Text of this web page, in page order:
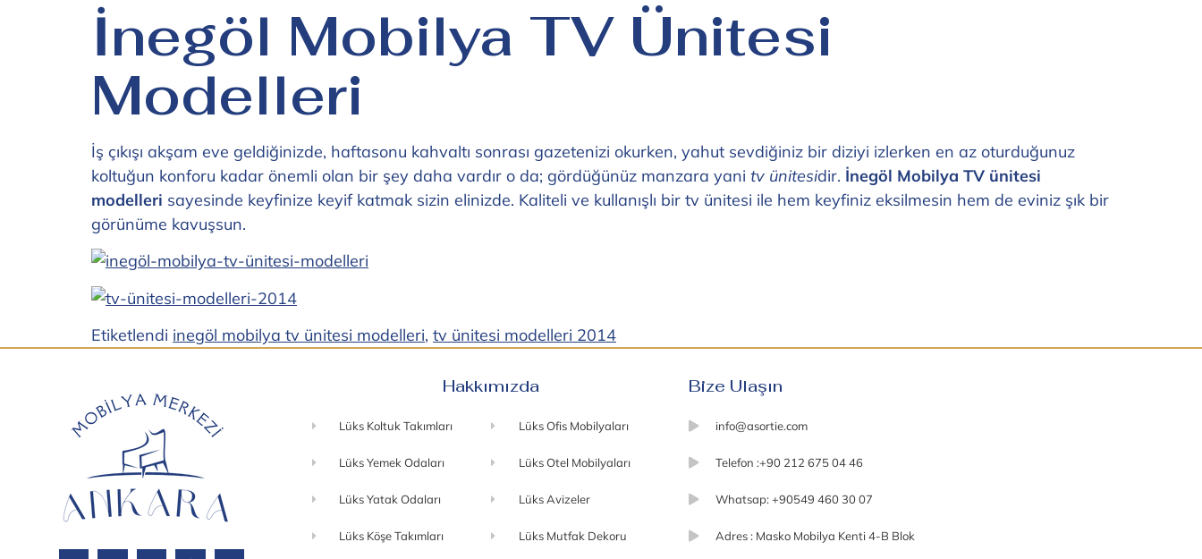
İnegöl Mobilya TV Ünitesi
Modelleri
İş çıkışı akşam eve geldiğinizde, haftasonu kahvaltı sonrası gazetenizi okurken, yahut sevdiğiniz bir diziyi izlerken en az oturduğunuz
koltuğun konforu kadar önemli olan bir şey daha vardır o da; gördüğünüz manzara yani tv ünitesidir. İnegöl Mobilya TV ünitesi
modelleri sayesinde keyfinize keyif katmak sizin elinizde. Kaliteli ve kullanışlı bir tv ünitesi ile hem keyfiniz eksilmesin hem de eviniz şık bir
görünüme kavuşsun.
Etiketlendi inegöl mobilya tv ünitesi modelleri, tv ünitesi modelleri 2014
Hakkımızda
Lüks Koltuk Takımları
Lüks Yemek Odaları
Lüks Yatak Odaları
Lüks Köşe Takımları
Lüks Ofis Mobilyaları
Lüks Otel Mobilyaları
Lüks Avizeler
Lüks Mutfak Dekoru
Bize Ulaşın
info@asortie.com
Telefon :+90 212 675 04 46
Whatsap: +90549 460 30 07
Adres : Masko Mobilya Kenti 4-B Blok